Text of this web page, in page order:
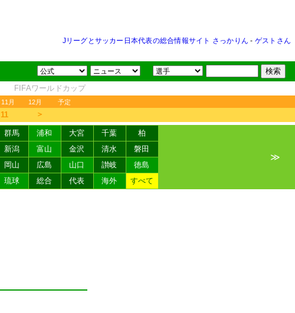
Jリーグとサッカー日本代表の総合情報サイト さっかりん - ゲストさん
FIFAワールドカップ
11月 12月 予定
11 ＞
群馬 浦和 大宮 千葉
柏
新潟 富山 金沢 清水
磐田
岡山 広島 山口 讃岐
徳島
琉球 総合 代表 海外 すべて
≫